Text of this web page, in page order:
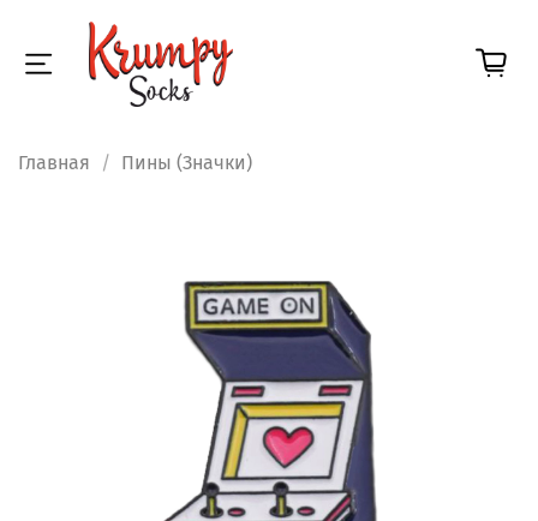
Главная Пины (Значки)